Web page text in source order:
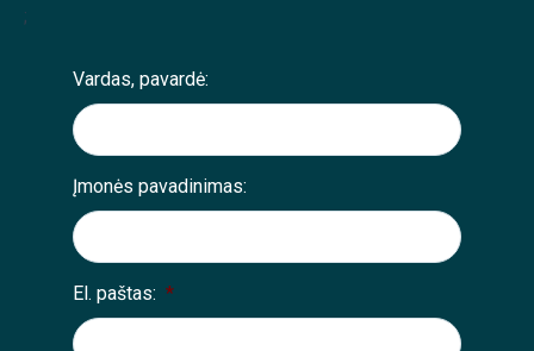
;
Vardas, pavardė:
Įmonės pavadinimas:
El. paštas: *